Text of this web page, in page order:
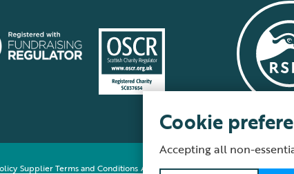
Supplier Terms and Conditions About our site Modern Slavery Act Fair
Cookie
Accepting all non-